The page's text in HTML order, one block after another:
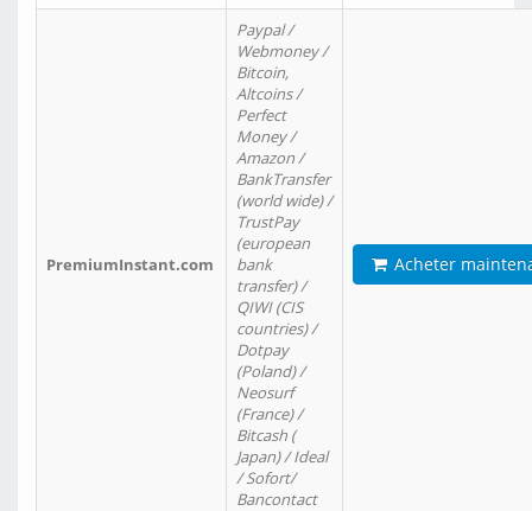
PremiumInstant.com
Paypal /
Webmoney /
Bitcoin,
Altcoins /
Perfect
Money /
Amazon /
BankTransfer
(world wide) /
TrustPay
(european
bank
transfer) /
QIWI (CIS
countries) /
Dotpay
(Poland) /
Neosurf
(France) /
Bitcash (
Japan) / Ideal
/ Sofort/
Bancontact
Acheter